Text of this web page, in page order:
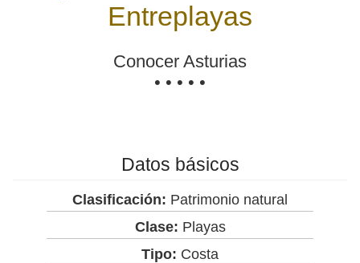
Entreplayas
Conocer Asturias
• • • • •
Datos básicos
Clasificación: Patrimonio natural
Clase: Playas
Tipo: Costa